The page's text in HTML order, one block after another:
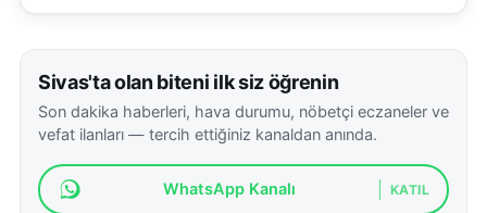
Sivas'ta olan biteni ilk siz öğrenin
Son dakika haberleri, hava durumu, nöbetçi eczaneler ve
vefat ilanları — tercih ettiğiniz kanaldan anında.
WhatsApp Kanalı KATIL